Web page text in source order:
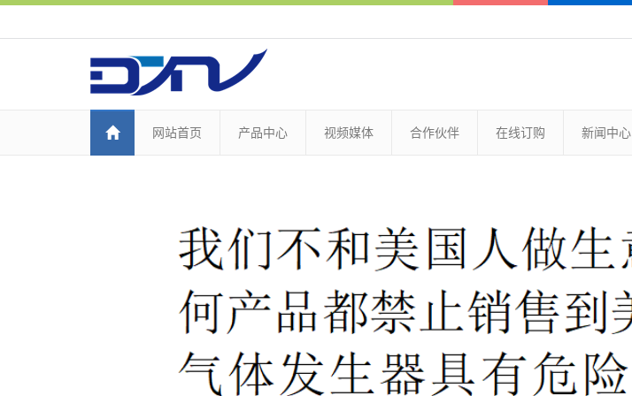
网站首页 产品中心 视频媒体 合作伙伴 在线订购 新闻中心